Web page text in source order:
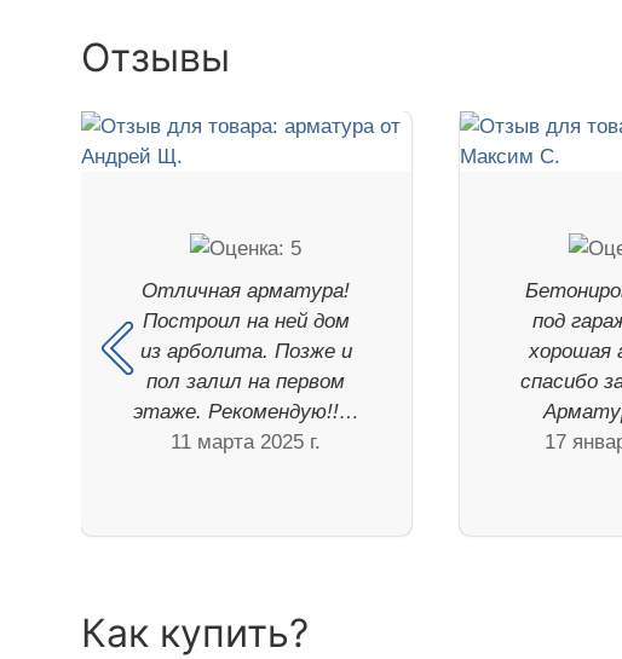
Отзывы
Отличная арматура!
Построил на ней дом
из арболита. Позже и
пол залил на первом
этаже. Рекомендую!!…
11 марта 2025 г.
под
хорошая
спасибо
17
Как купить?